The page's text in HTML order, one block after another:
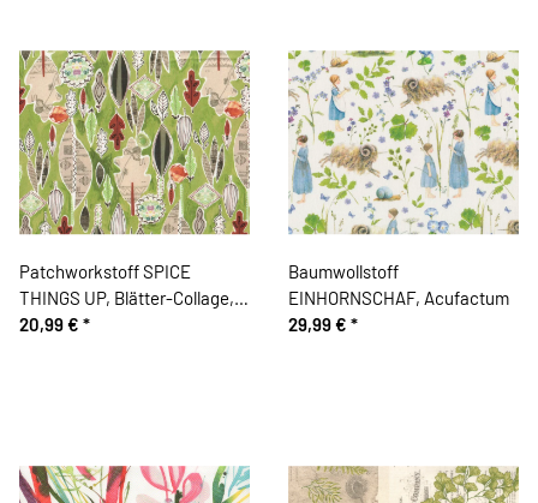
Patchworkstoff SPICE
THINGS UP, Blätter-Collage,
Dear Stella
20,99 € *
Baumwollstoff
EINHORNSCHAF, Acufactum
29,99 € *